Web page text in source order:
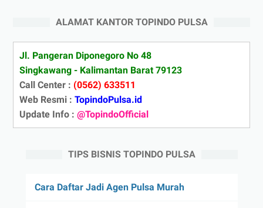
ALAMAT KANTOR TOPINDO PULSA
Jl. Pangeran Diponegoro No 48
Singkawang - Kalimantan Barat 79123
Call Center : (0562) 633511
Web Resmi : TopindoPulsa.id
Update Info : @TopindoOfficial
TIPS BISNIS TOPINDO PULSA
Cara Daftar Jadi Agen Pulsa Murah